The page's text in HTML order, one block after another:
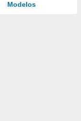
Modelos